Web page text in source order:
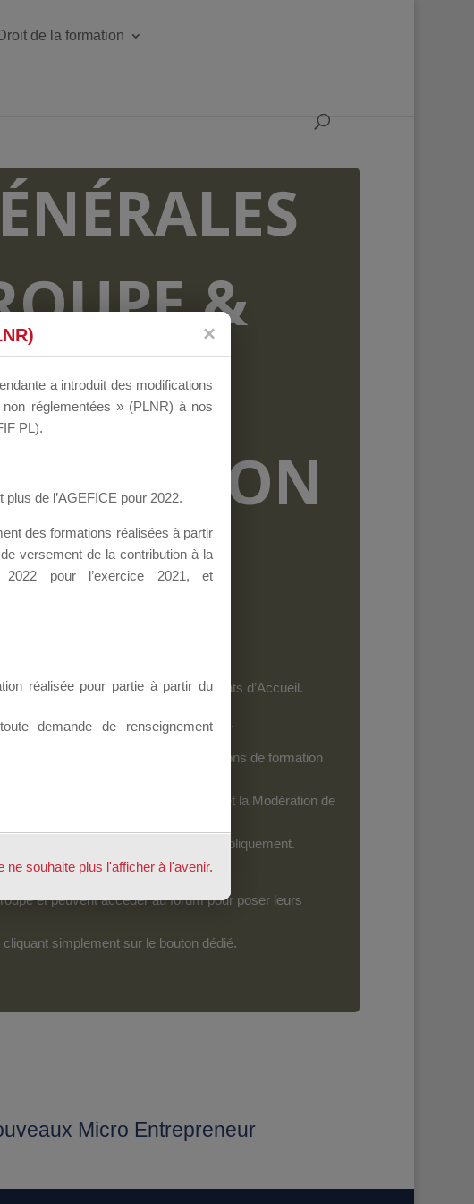
Droit de la formation
&
AUX
et les personnels des Points d’Accueil.
les dispositifs de l’AGEFICE.
sur les aides au financement d’actions de formation
: Seuls leurs Auteurs et la Modération de
pourront devenir accessibles publiquement.
et peuvent accéder au forum pour poser leurs
simplement sur le bouton dédié.
Micro Entrepreneur
a introduit des modifications
réglementées » (PLNR) à nos
PL).
plus de l’AGEFICE pour 2022.
des formations réalisées à partir
versement de la contribution à la
pour l’exercice 2021, et
réalisée pour partie à partir du
demande de renseignement
souhaite plus l'afficher à l'avenir.